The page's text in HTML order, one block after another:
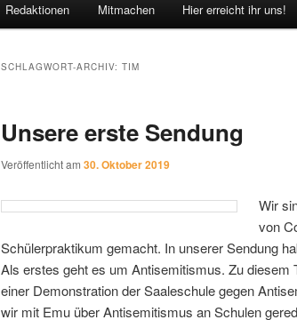
Redaktionen Mitmachen Hier erreicht ihr uns!
SCHLAGWORT-ARCHIV: TIM
Unsere erste Sendung
Veröffentlicht am 30. Oktober 2019
Wir
von
Schülerpraktikum gemacht. In unserer Sendung
Als erstes geht es um Antisemitismus. Zu diesem
einer Demonstration der Saaleschule gegen
wir mit Emu über Antisemitismus an Schulen